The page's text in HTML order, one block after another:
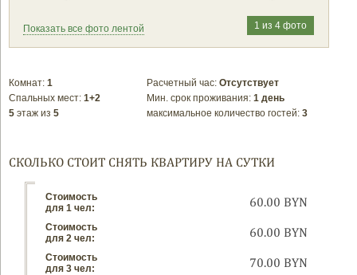
1 из 4 фото
Показать все фото лентой
Комнат: 1
Спальных мест: 1+2
5 этаж из 5
Расчетный час: Отсутствует
Мин. срок проживания: 1 день
максимальное количество гостей: 3
СКОЛЬКО СТОИТ СНЯТЬ КВАРТИРУ НА СУТКИ
Стоимость
для 1 чел:
60.00 BYN
Стоимость
для 2 чел:
60.00 BYN
Стоимость
для 3 чел:
70.00 BYN